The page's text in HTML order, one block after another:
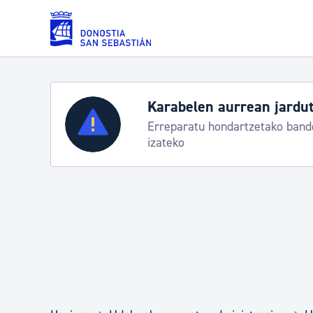
Eduki nagusira joan
Zerbitzuak
Errolda eta gai pertsonalak
Karabelen aurrean
Erreparatu hondartzetako
izateko